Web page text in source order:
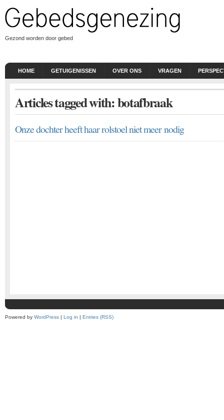
Gezond worden door gebed
HOME GETUIGENISSEN OVER ONS VRAGEN
Articles tagged with: botafbraak
Onze dochter heeft haar rolstoel niet meer nodig
Powered by WordPress | Log in | Entries (RSS)